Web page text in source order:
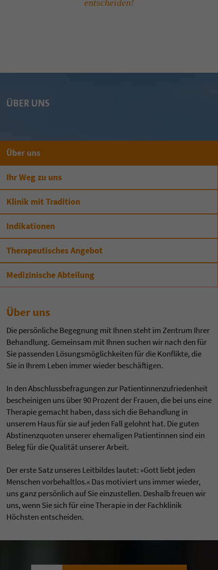
entscheiden!
ÜBER UNS
Über uns
Ihr Weg zu uns
Klinik mit Tradition
Indikationen
Therapeutisches Angebot
Medizinische Abteilung
Über uns
Die persönliche Begegnung mit Ihnen steht im Zentrum Ihrer
Behandlung. Gemeinsam mit Ihnen suchen wir nach den für
Sie passenden Lösungsmöglichkeiten für die Konflikte, die
Sie in Ihrem Leben immer wieder beschäftigen.
In den Abschlussbefragungen zur Patientinnenzufriedenheit
bescheinigen uns über 90 Prozent der Frauen, die bei uns eine
Therapie gemacht haben, dass sich die Behandlung in
unserem Haus für sie auf jeden Fall gelohnt hat. Die guten
Abstinenzquoten unserer ehemaligen Patientinnen sind ein
Beleg für die Qualität unserer Arbeit.
Der erste Satz unseres Leitbildes lautet: »Gott liebt jeden
Menschen vorbehaltlos.« Das motiviert uns immer wieder,
uns ganz persönlich auf Sie einzustellen. Deshalb freuen wir
uns, wenn Sie sich für eine Therapie in der Fachklinik
Höchsten entscheiden.